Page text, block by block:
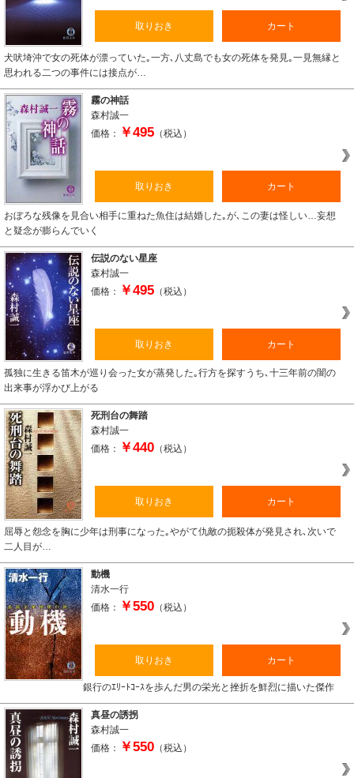
取りおき カート
犬吠埼沖で女の死体が漂っていた｡一方､八丈島でも女の死体を発見｡一見無縁と
思われる二つの事件には接点が…
霧の神話
森村誠一
価格：
￥495 （税込）
取りおき カート
おぼろな残像を見合い相手に重ねた魚住は結婚した｡が､この妻は怪しい…妄想
と疑念が膨らんでいく
伝説のない星座
森村誠一
価格：
￥495 （税込）
取りおき カート
孤独に生きる笛木が巡り会った女が蒸発した｡行方を探すうち､十三年前の闇の
出来事が浮かび上がる
死刑台の舞踏
森村誠一
価格：
￥440 （税込）
取りおき カート
屈辱と怨念を胸に少年は刑事になった｡やがて仇敵の扼殺体が発見され､次いで
二人目が…
動機
清水一行
価格：
￥550 （税込）
取りおき カート
銀行のｴﾘｰﾄｺｰｽを歩んだ男の栄光と挫折を鮮烈に描いた傑作
真昼の誘拐
森村誠一
価格：
￥550 （税込）